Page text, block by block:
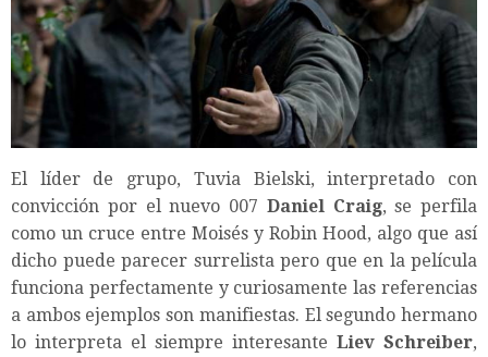
El líder de grupo, Tuvia Bielski, interpretado con
convicción por el nuevo 007 Daniel Craig, se perfila
como un cruce entre Moisés y Robin Hood, algo que así
dicho puede parecer surrelista pero que en la película
funciona perfectamente y curiosamente las referencias
a ambos ejemplos son manifiestas. El segundo hermano
lo interpreta el siempre interesante Liev Schreiber,